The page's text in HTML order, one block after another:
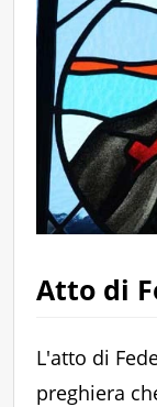
Atto di
L'atto di
preghiera